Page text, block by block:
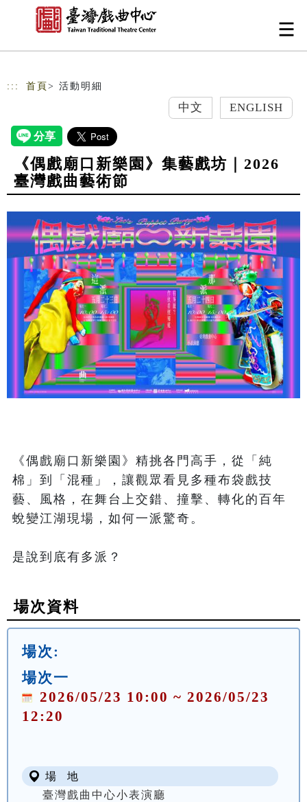
跳到主要內容
網站導覽
::: 首頁 > 活動明細
中文 ENGLISH
《偶戲廟口新樂園》集藝戲坊｜2026
臺灣戲曲藝術節
《偶戲廟口新樂園》精挑各門高手，從「純
棉」到「混種」，讓觀眾看見多種布袋戲技
藝、風格，在舞台上交錯、撞擊、轉化的百年
蛻變江湖現場，如何一派驚奇。
場次資料
場次:
場次一
2026/05/23 10:00 ~ 2026/05/23
12:20
場 地
臺灣戲曲中心小表演廳